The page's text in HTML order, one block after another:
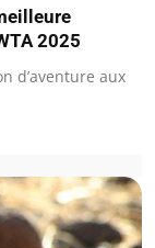
2025
d’aventure aux